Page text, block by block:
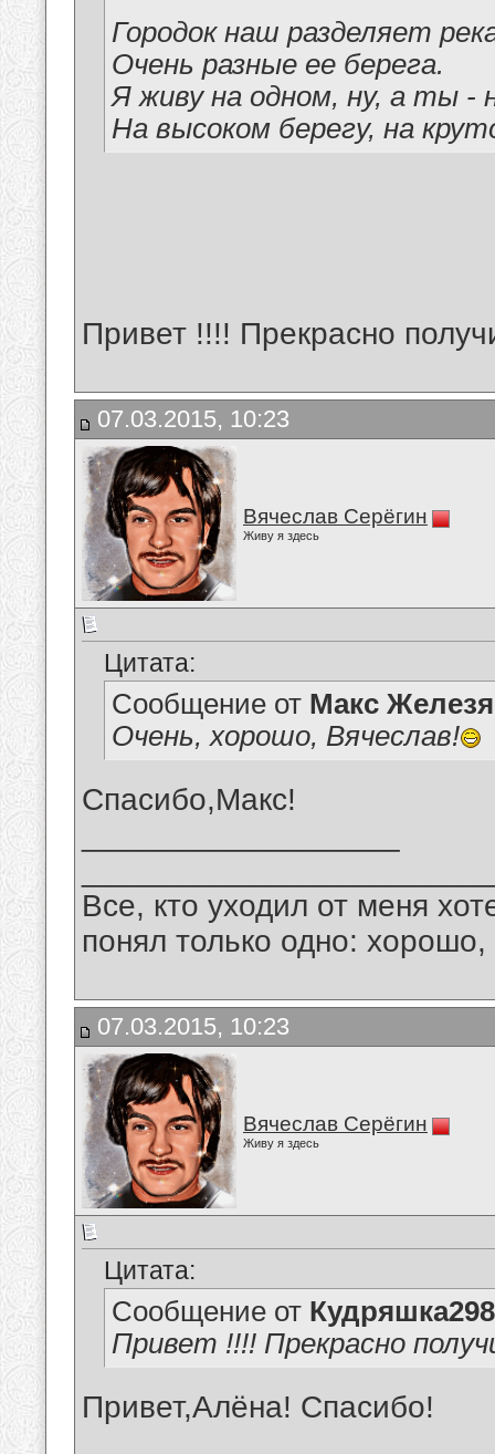
Городок наш разделяет
Очень разные ее берега.
Я живу на одном, ну, а ты -
На высоком берегу, на
Привет !!!! Прекрасно
07.03.2015, 10:23
Вячеслав Серёгин
Живу я здесь
Цитата:
Сообщение от Макс
Очень, хорошо, Вячеслав!
Спасибо,Макс!
Все, кто уходил от меня
понял только одно:
07.03.2015, 10:23
Вячеслав Серёгин
Живу я здесь
Цитата:
Сообщение от Кудряшка298
Привет !!!! Прекрасно
Привет,Алёна! Спасибо!